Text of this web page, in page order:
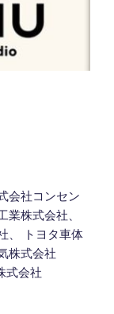
会社コンセン
業株式会社、
、 トヨタ車体
株式会社
式会社